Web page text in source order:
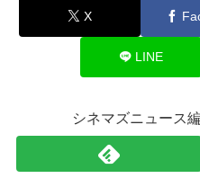
X
LINE
シネマズニュース